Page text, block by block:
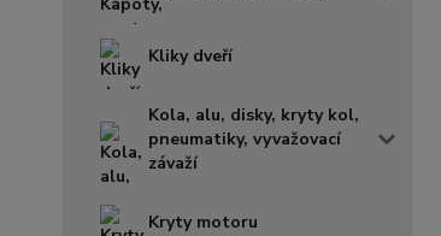
Kliky dveří
Kola, alu, disky, kryty kol,
pneumatiky, vyvažovací
závaží
Kryty motoru